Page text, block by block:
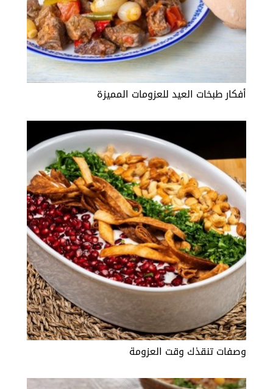
أفكار طبخات العيد للعزومات المميزة
وصفات تنقذك وقت العزومة